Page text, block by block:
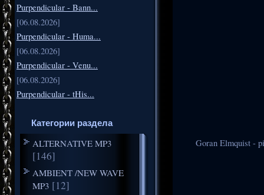
Purpendicular - Bann...
[06.08.2026]
Purpendicular - Huma...
[06.08.2026]
Purpendicular - Venu...
[06.08.2026]
Purpendicular - tHis...
Категории раздела
ALTERNATIVE MP3
[146]
AMBIENT /NEW WAVE
MP3 [12]
Goran Elmquist -